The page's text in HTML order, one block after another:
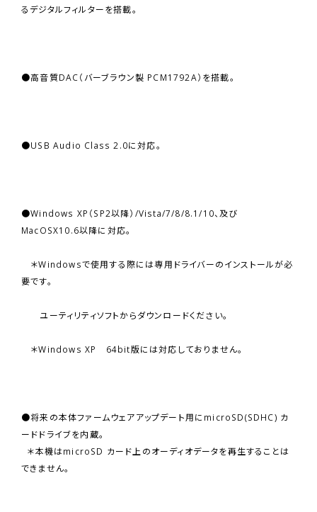
るデジタルフィルターを搭載。
●高音質DAC（バーブラウン製 PCM1792A）を搭載。
●USB Audio Class 2.0に対応。
●Windows XP（SP2以降）/Vista/7/8/8.1/10、及び
MacOSX10.6以降に対応。
＊Windowsで使用する際には専用ドライバーのインストールが必
要です。
ユーティリティソフトからダウンロードください。
＊Windows XP 64bit版には対応しておりません。
●将来の本体ファームウェアアップデート用にmicroSD(SDHC) カ
ードドライブを内蔵。
＊本機はmicroSD カード上のオーディオデータを再生することは
できません。